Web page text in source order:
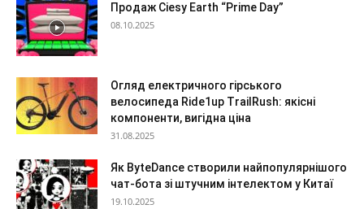
Продаж Ciesy Earth “Prime Day”
08.10.2025
Огляд електричного гірського
велосипеда Ride1up TrailRush: якісні
компоненти, вигідна ціна
31.08.2025
Як ByteDance створили найпопулярнішого
чат-бота зі штучним інтелектом у Китаї
19.10.2025